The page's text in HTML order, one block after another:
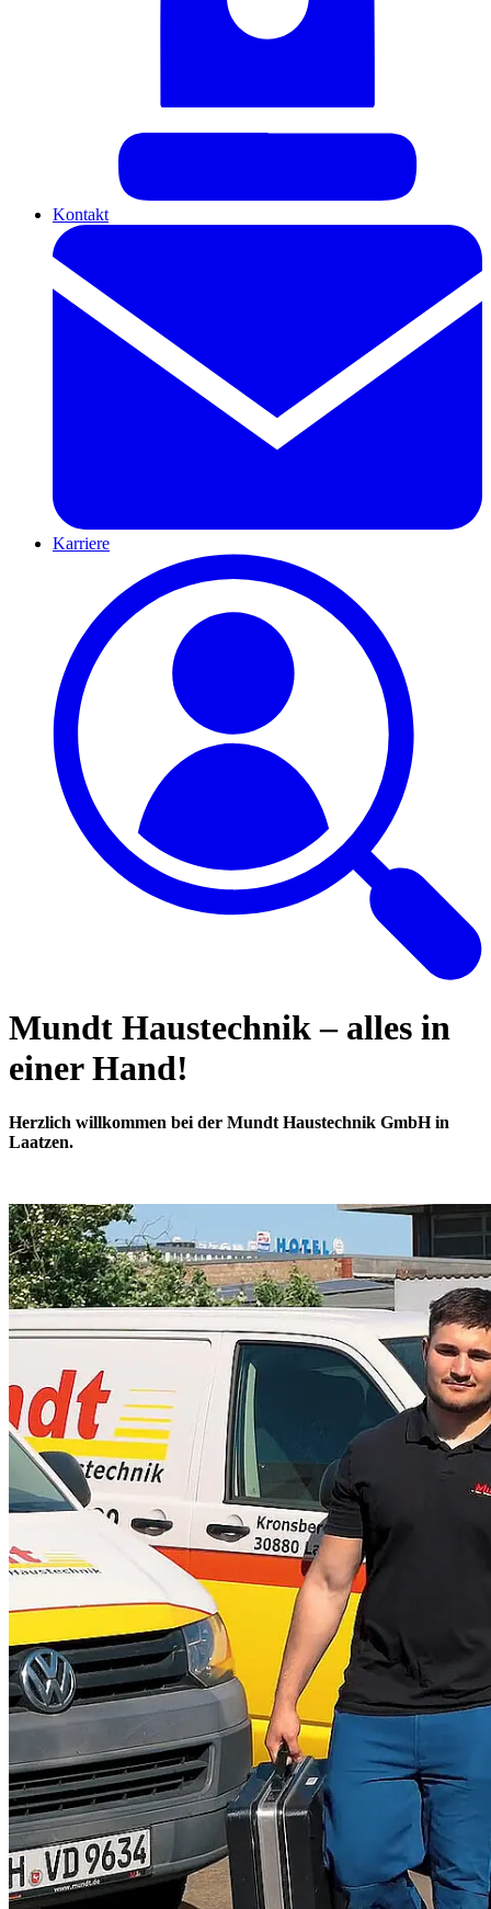
Kontakt
Karriere
Mundt Haustechnik – alles in
einer Hand!
Herzlich willkommen bei der Mundt Haustechnik GmbH in
Laatzen.